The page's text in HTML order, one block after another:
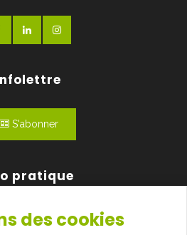
S'abonner
pratique
nous?
des cookies